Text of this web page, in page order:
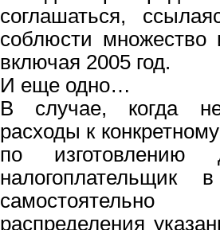
соглашаться,
соблюсти множество
включая 2005 год.
И еще одно…
В случае, когда
расходы к
по изготовлению
налогоплательщик
распределения